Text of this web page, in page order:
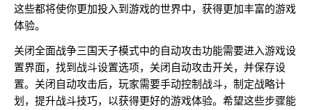
这些都将使你更加投入到游戏的世界中，获得更加丰富的游戏
体验。
关闭全面战争三国天子模式中的自动攻击功能需要进入游戏设
置界面，找到战斗设置选项，关闭自动攻击开关，并保存设
置。关闭自动攻击后，玩家需要手动控制战斗，制定战略计
划，提升战斗技巧，以获得更好的游戏体验。希望这些步骤能